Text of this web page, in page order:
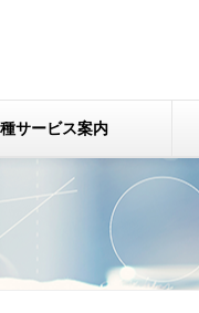
サービス案内